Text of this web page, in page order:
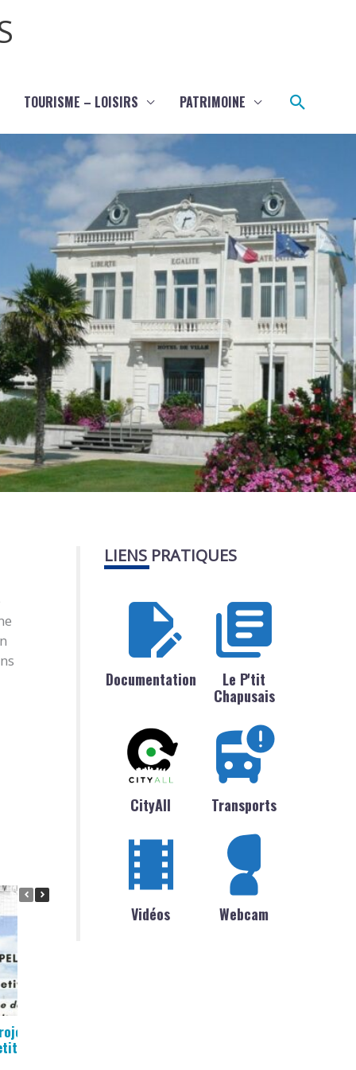
TOURISME – LOISIRS PATRIMOINE
: creation d’un
restauration
LIENS PRATIQUES
Documentation
Le P'tit
Chapusais
CityAll Transports
Vidéos Webcam